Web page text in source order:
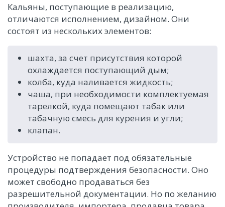
Кальяны, поступающие в реализацию,
отличаются исполнением, дизайном. Они
состоят из нескольких элементов:
шахта, за счет присутствия которой
охлаждается поступающий дым;
колба, куда наливается жидкость;
чаша, при необходимости комплектуемая
тарелкой, куда помещают табак или
табачную смесь для курения и угли;
клапан.
Устройство не попадает под обязательные
процедуры подтверждения безопасности. Оно
может свободно продаваться без
разрешительной документации. Но по желанию